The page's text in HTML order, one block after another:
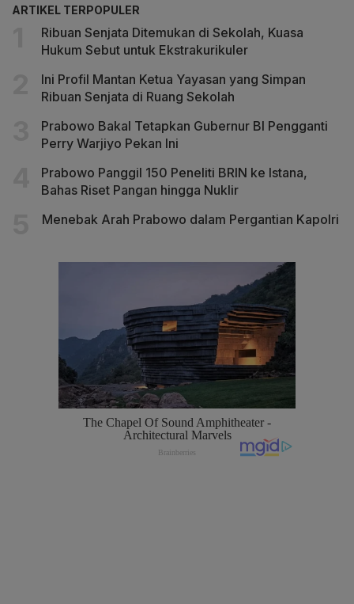
ARTIKEL TERPOPULER
Ribuan Senjata Ditemukan di Sekolah, Kuasa
Hukum Sebut untuk Ekstrakurikuler
Ini Profil Mantan Ketua Yayasan yang Simpan
Ribuan Senjata di Ruang Sekolah
Prabowo Bakal Tetapkan Gubernur BI Pengganti
Perry Warjiyo Pekan Ini
Prabowo Panggil 150 Peneliti BRIN ke Istana,
Bahas Riset Pangan hingga Nuklir
Menebak Arah Prabowo dalam Pergantian Kapolri